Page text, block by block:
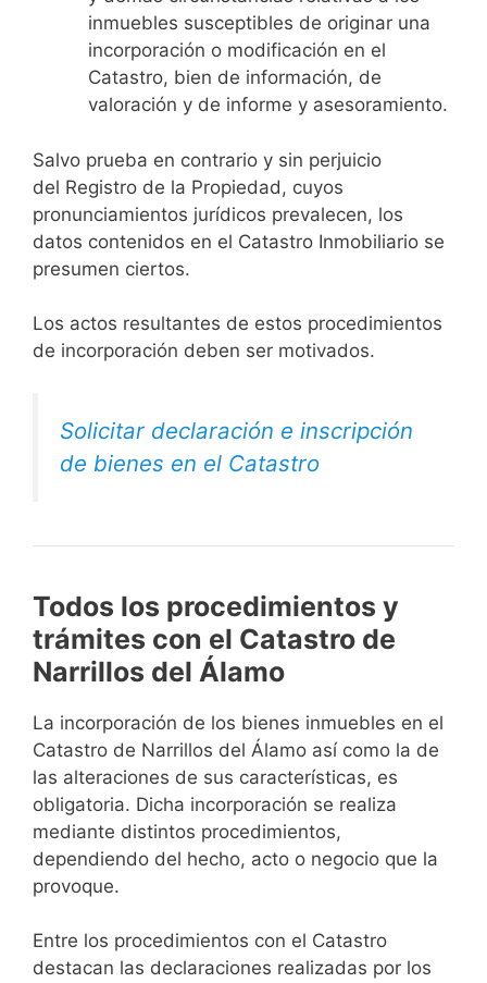
inmuebles susceptibles de originar una
incorporación o modificación en el
Catastro, bien de información, de
valoración y de informe y asesoramiento.
Salvo prueba en contrario y sin perjuicio
del Registro de la Propiedad, cuyos
pronunciamientos jurídicos prevalecen, los
datos contenidos en el Catastro Inmobiliario se
presumen ciertos.
Los actos resultantes de estos procedimientos
de incorporación deben ser motivados.
Solicitar declaración e inscripción
de bienes en el Catastro
Todos los procedimientos y
trámites con el Catastro de
Narrillos del Álamo
La incorporación de los bienes inmuebles en el
Catastro de Narrillos del Álamo así como la de
las alteraciones de sus características, es
obligatoria. Dicha incorporación se realiza
mediante distintos procedimientos,
dependiendo del hecho, acto o negocio que la
provoque.
Entre los procedimientos con el Catastro
destacan las declaraciones realizadas por los